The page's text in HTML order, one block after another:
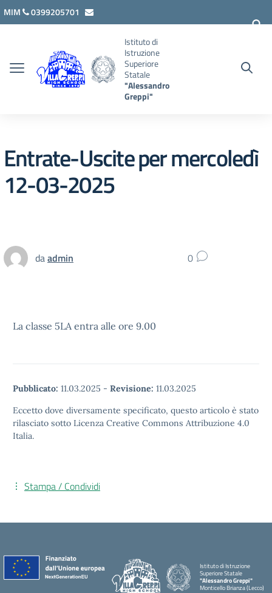
Vai ai contenuti
Vai al menu di navigazione
Vai al footer
MIM
0399205701
Istituto di
Istruzione
Superiore
Statale
"Alessandro
Greppi"
Entrate-Uscite per mercoledì
12-03-2025
daadmin 0
La classe 5LA entra alle ore 9.00
Pubblicato: 11.03.2025 - Revisione: 11.03.2025
Eccetto dove diversamente specificato, questo articolo è stato
rilasciato sotto Licenza Creative Commons Attribuzione 4.0
Italia.
Stampa / Condividi
Istituto di Istruzione
Superiore Statale
"Alessandro Greppi"
Monticello Brianza (Lecco)